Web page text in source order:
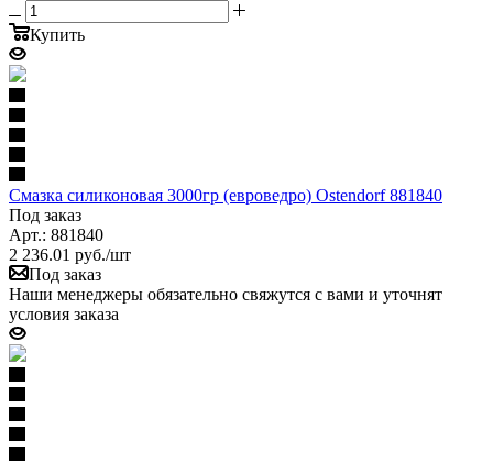
Купить
Смазка силиконовая 3000гр (евроведро) Ostendorf 881840
Под заказ
Арт.: 881840
2 236.01 руб./шт
Под заказ
Наши менеджеры обязательно свяжутся с вами и уточнят
условия заказа